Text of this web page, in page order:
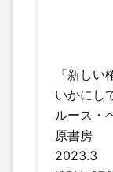
『新し
いかにし
ルース・
原書房
2023.3